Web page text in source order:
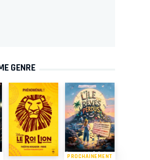
GENRE
PROCHAINEMENT